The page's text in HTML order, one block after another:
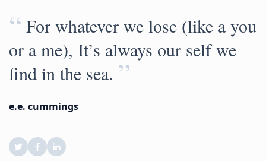
“ For whatever we lose (like a you
or a me), It’s always our self we
find in the sea. ”
e.e. cummings